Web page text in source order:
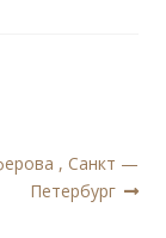
, Санкт —
Петербург